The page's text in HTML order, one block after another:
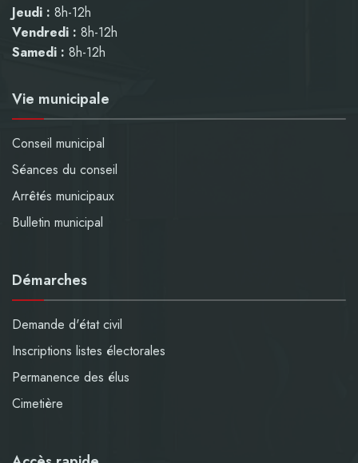
Jeudi : 8h-12h
Vendredi : 8h-12h
Samedi : 8h-12h
Vie municipale
Conseil municipal
Séances du conseil
Arrêtés municipaux
Bulletin municipal
Démarches
Demande d'état civil
Inscriptions listes électorales
Permanence des élus
Cimetière